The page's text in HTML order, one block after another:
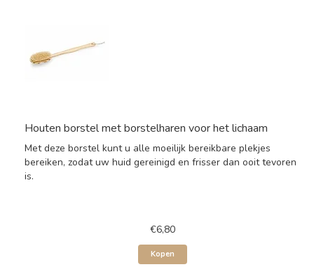
Houten borstel met borstelharen voor het lichaam
Met deze borstel kunt u alle moeilijk bereikbare plekjes
bereiken, zodat uw huid gereinigd en frisser dan ooit tevoren
is.
€6,80
Kopen